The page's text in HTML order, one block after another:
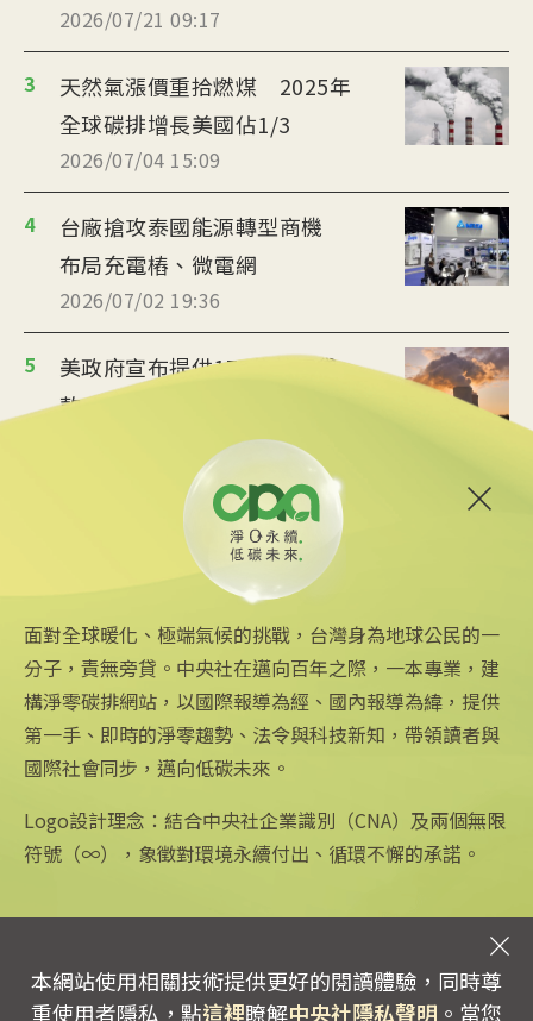
2026/07/21 09:17
3
天然氣漲價重拾燃煤 2025年
全球碳排增長美國佔1/3
2026/07/04 15:09
4
台廠搶攻泰國能源轉型商機
布局充電樁、微電網
2026/07/02 19:36
5
美政府宣布提供175億美元貸
款 強化核能供應鏈
炸油變航油 日本加大廢食油
回收助煉永續航空燃料
2026/06/09 14:57
專線：0800-256-688 | 信箱：services@mail.cna.com.tw
中央社網站
中央通訊社
Focus Taiwan
フォーカス台湾
關注更多
友善連結
Android app 下載
公司簡介
企業識別
公開資訊
面對全球暖化、極端氣候的挑戰，台灣身為地球公民的一
分子，責無旁貸。中央社在邁向百年之際，一本專業，建
構淨零碳排網站，以國際報導為經、國內報導為緯，提供
第一手、即時的淨零趨勢、法令與科技新知，帶領讀者與
國際社會同步，邁向低碳未來。
Logo設計理念：結合中央社企業識別（CNA）及兩個無限
符號（∞），象徵對環境永續付出、循環不懈的承諾。
本網站使用相關技術提供更好的閱讀體驗，同時尊
重使用者隱私，點這裡瞭解中央社隱私聲明 。當您